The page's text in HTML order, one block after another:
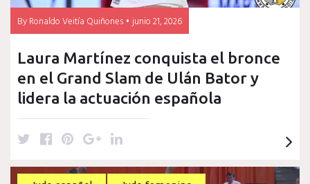
ByRonaldo Veitía Quiñones junio 21, 2026
Laura Martínez conquista el bronce
en el Grand Slam de Ulán Bator y
lidera la actuación española
i
F
c
P
n
G
o
L
n